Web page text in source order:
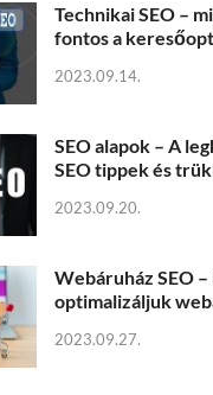
Technikai SEO –
fontos a
2023.09.14.
SEO alapok – A
SEO tippek és
2023.09.20.
Webáruház SEO –
optimalizáljuk
2023.09.27.